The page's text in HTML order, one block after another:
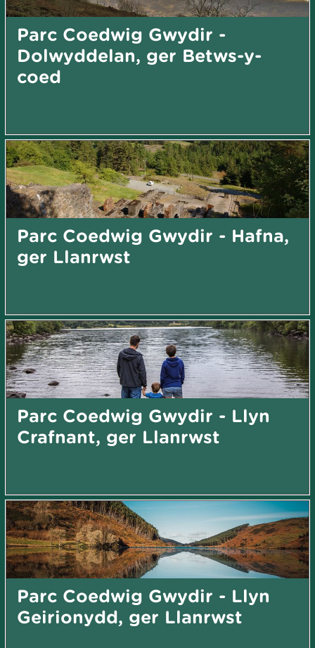
Parc Coedwig Gwydir -
Dolwyddelan, ger Betws-y-
coed
Parc Coedwig Gwydir - Hafna,
ger Llanrwst
Parc Coedwig Gwydir - Llyn
Crafnant, ger Llanrwst
Parc Coedwig Gwydir - Llyn
Geirionydd, ger Llanrwst